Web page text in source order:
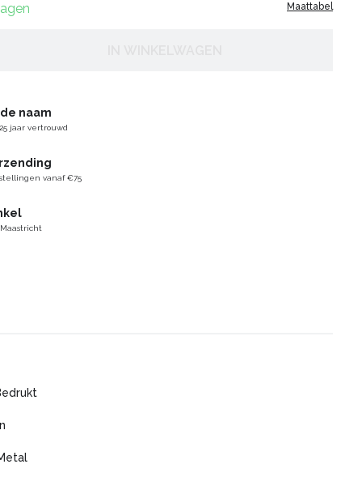
Maattabel
naam
jaar vertrouwd
vanaf €75